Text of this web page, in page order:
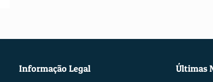
Informação Legal Últimas